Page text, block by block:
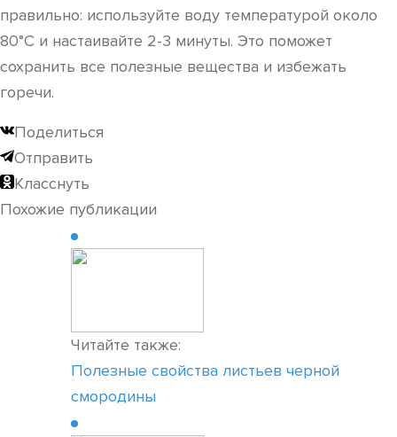
правильно: используйте воду температурой около
80°C и настаивайте 2-3 минуты. Это поможет
сохранить все полезные вещества и избежать
горечи.
Поделиться
Отправить
Класснуть
Похожие публикации
Читайте также:
Полезные свойства листьев черной
смородины